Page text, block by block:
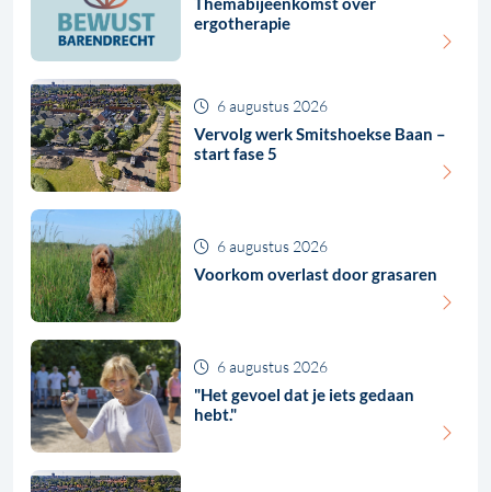
ergotherapie
Vervolg werk Smitshoekse Baan –
start fase 5
6 augustus 2026
Voorkom overlast door grasaren
6 augustus 2026
"Het gevoel dat je iets gedaan
hebt."
6 augustus 2026